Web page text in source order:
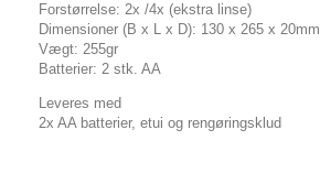
Forstørrelse: 2x /4x (ekstra linse)
Dimensioner (B x L x D): 130 x 265 x 20mm
Vægt: 255gr
Batterier: 2 stk. AA
Leveres med
2x AA batterier, etui og rengøringsklud